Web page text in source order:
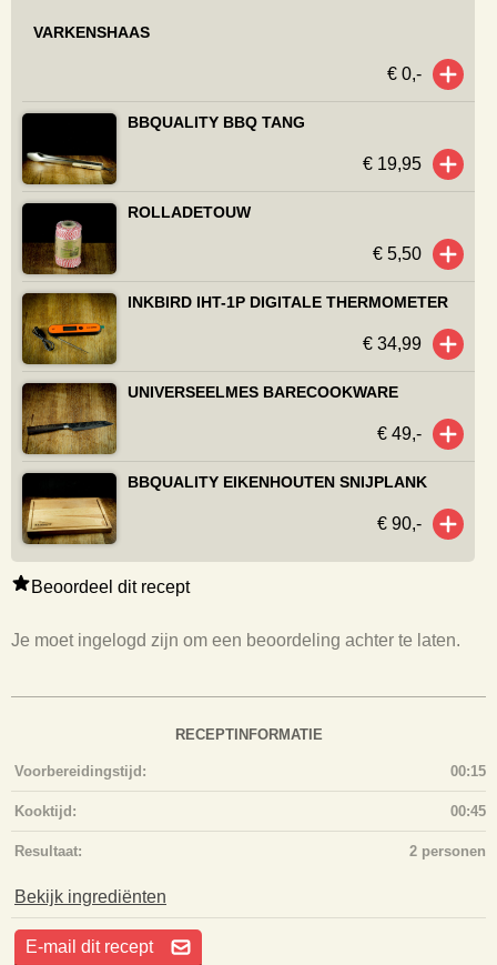
Beoordeel dit recept
Je moet ingelogd zijn om een beoordeling achter te laten.
RECEPTINFORMATIE
Voorbereidingstijd: 00:15
Kooktijd: 00:45
Resultaat: 2 personen
Bekijk ingrediënten
E-mail dit recept
VARKENSHAAS
€ 0,-
BBQUALITY BBQ TANG
€ 19,95
ROLLADETOUW
€ 5,50
INKBIRD IHT-1P DIGITALE THERMOMETER
€ 34,99
UNIVERSEELMES BARECOOKWARE
€ 49,-
BBQUALITY EIKENHOUTEN SNIJPLANK
€ 90,-